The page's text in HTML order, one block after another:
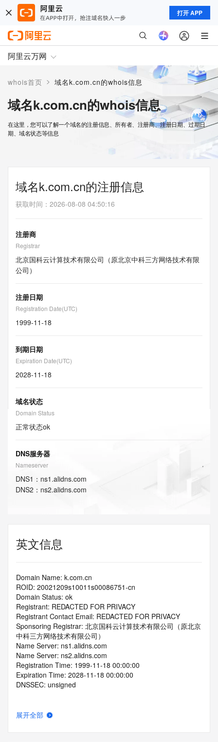
打开 APP
阿里云万网
whois首页 > 域名k.com.cn的whois信息
域名k.com.cn的whois信息
在这里，您可以了解一个域名的注册信息、所有者、注册商、注册日期、过期日
期、域名状态等信息
域名k.com.cn的注册信息
获取时间 ： 2026-08-08 04:50:16
注册商
Registrar
北京国科云计算技术有限公司（原北京中科三方网络技术有限
公司）
注册日期
Registration Date(UTC)
1999-11-18
到期日期
Expiration Date(UTC)
2028-11-18
域名状态
Domain Status
正常状态ok
DNS服务器
Nameserver
DNS1 ： ns1.alidns.com
DNS2 ： ns2.alidns.com
英文信息
Domain Name: k.com.cn
ROID: 20021209s10011s00086751-cn
Domain Status: ok
Registrant: REDACTED FOR PRIVACY
Registrant Contact Email: REDACTED FOR PRIVACY
Sponsoring Registrar: 北京国科云计算技术有限公司（原北京
中科三方网络技术有限公司）
Name Server: ns1.alidns.com
Name Server: ns2.alidns.com
Registration Time: 1999-11-18 00:00:00
Expiration Time: 2028-11-18 00:00:00
DNSSEC: unsigned
展开全部